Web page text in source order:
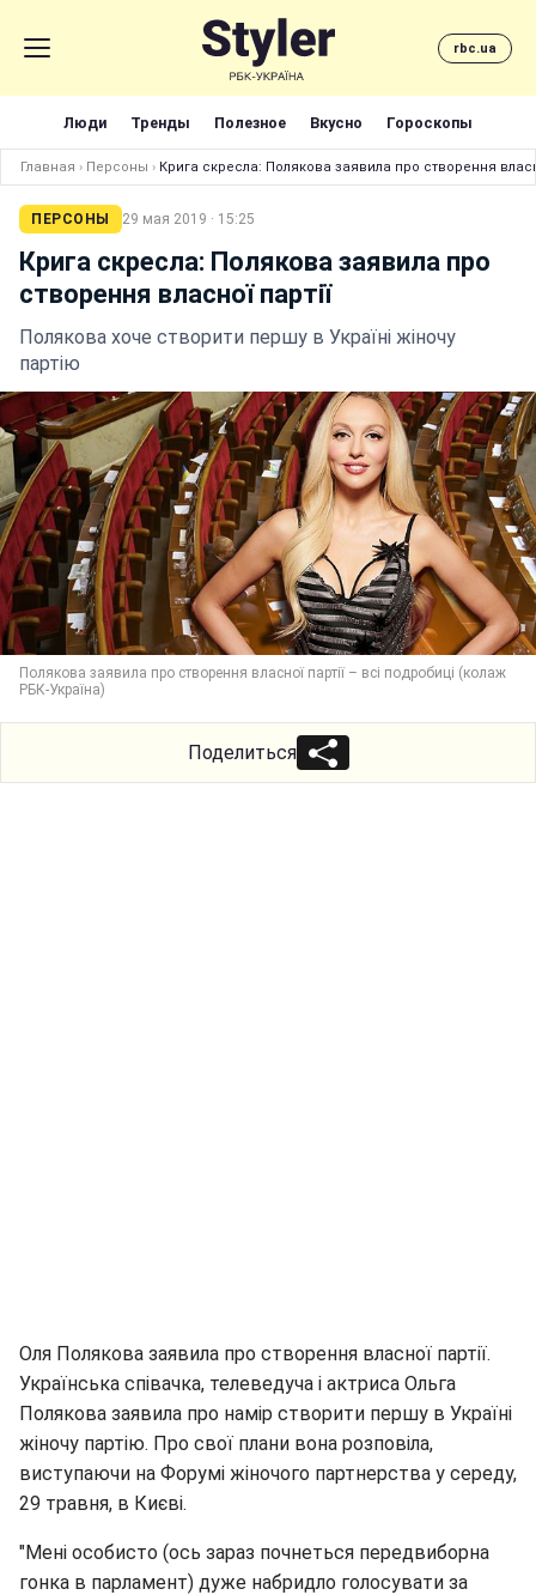
rbc.ua
Люди Тренды Полезное Вкусно Гороскопы
Главная › Персоны › Крига скресла: Полякова заявила про створення
ПЕРСОНЫ 29 мая 2019 · 15:25
Крига скресла: Полякова заявила про
створення власної партії
Полякова хоче створити першу в Україні жіночу
партію
Полякова заявила про створення власної партії – всі подробиці (колаж
РБК-Україна)
Поделиться
Оля Полякова заявила про створення власної партії.
Українська співачка, телеведуча і актриса Ольга
Полякова заявила про намір створити першу в Україні
жіночу партію. Про свої плани вона розповіла,
виступаючи на Форумі жіночого партнерства у середу,
29 травня, в Києві.
"Мені особисто (ось зараз почнеться передвиборна
гонка в парламент) дуже набридло голосувати за